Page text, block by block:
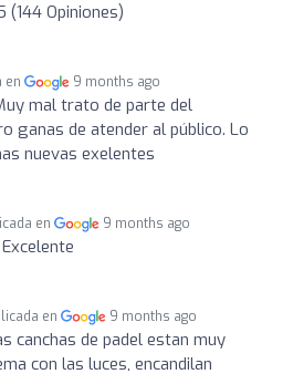
(144 Opiniones)
en 9 months ago
mal trato de parte del
ganas de atender al público. Lo
nuevas exelentes
en 9 months ago
Excelente
en 9 months ago
canchas de padel estan muy
con las luces, encandilan